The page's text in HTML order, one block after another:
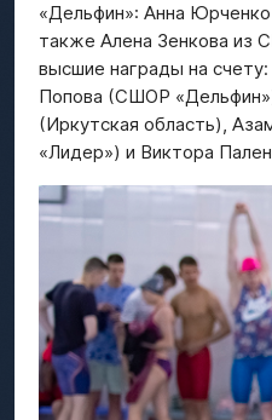
«Дельфин»: Анна
также Алена Зенкова из
высшие награды на
Попова (СШОР
(Иркутская область),
«Лидер») и Виктора